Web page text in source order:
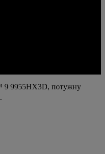
9 9955HX3D, потужну